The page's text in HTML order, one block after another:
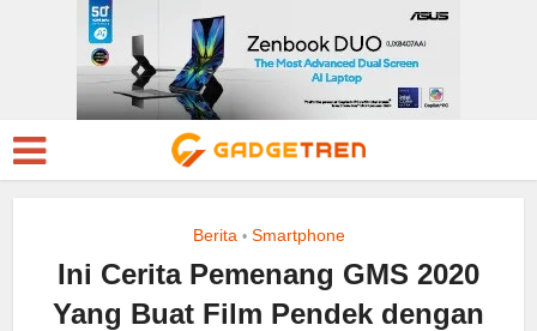
Berita • Smartphone
Ini Cerita Pemenang GMS 2020
Yang Buat Film Pendek dengan